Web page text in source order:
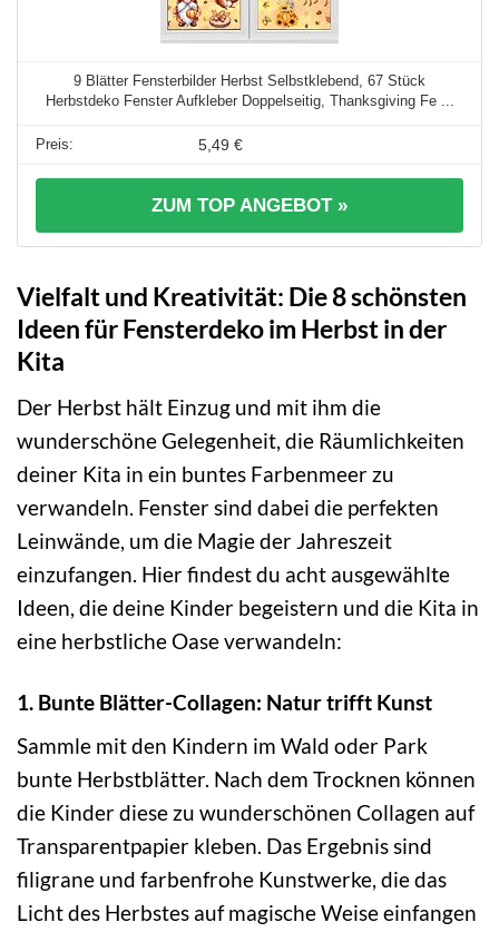
9 Blätter Fensterbilder Herbst Selbstklebend, 67 Stück
Herbstdeko Fenster Aufkleber Doppelseitig, Thanksgiving Fe ...
5,49 €
ZUM TOP ANGEBOT »
Vielfalt und Kreativität: Die 8 schönsten
Ideen für Fensterdeko im Herbst in der
Kita
Der Herbst hält Einzug und mit ihm die
wunderschöne Gelegenheit, die Räumlichkeiten
deiner Kita in ein buntes Farbenmeer zu
verwandeln. Fenster sind dabei die perfekten
Leinwände, um die Magie der Jahreszeit
einzufangen. Hier findest du acht ausgewählte
Ideen, die deine Kinder begeistern und die Kita in
eine herbstliche Oase verwandeln:
1. Bunte Blätter-Collagen: Natur trifft Kunst
Sammle mit den Kindern im Wald oder Park
bunte Herbstblätter. Nach dem Trocknen können
die Kinder diese zu wunderschönen Collagen auf
Transparentpapier kleben. Das Ergebnis sind
filigrane und farbenfrohe Kunstwerke, die das
Licht des Herbstes auf magische Weise einfangen